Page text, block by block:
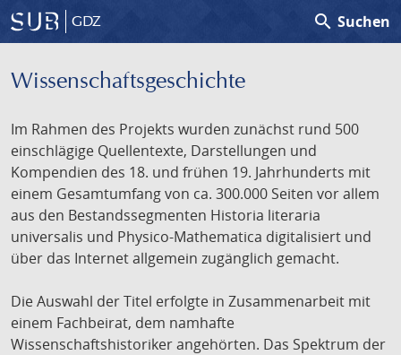
GDZ search Suchen
Wissenschafts­geschichte
Im Rahmen des Projekts wurden zunächst rund 500
einschlägige Quellentexte, Darstellungen und
Kompendien des 18. und frühen 19. Jahrhunderts mit
einem Gesamtumfang von ca. 300.000 Seiten vor allem
aus den Bestandssegmenten Historia literaria
universalis und Physico-Mathematica digitalisiert und
über das Internet allgemein zugänglich gemacht.
Die Auswahl der Titel erfolgte in Zusammenarbeit mit
einem Fachbeirat, dem namhafte
Wissenschaftshistoriker angehörten. Das Spektrum der